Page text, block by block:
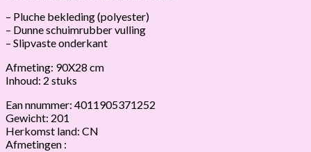
– Pluche bekleding (polyester)
– Dunne schuimrubber vulling
– Slipvaste onderkant
Afmeting: 90X28 cm
Inhoud: 2 stuks
Ean nnummer: 4011905371252
Gewicht: 201
Herkomst land: CN
Afmetingen :